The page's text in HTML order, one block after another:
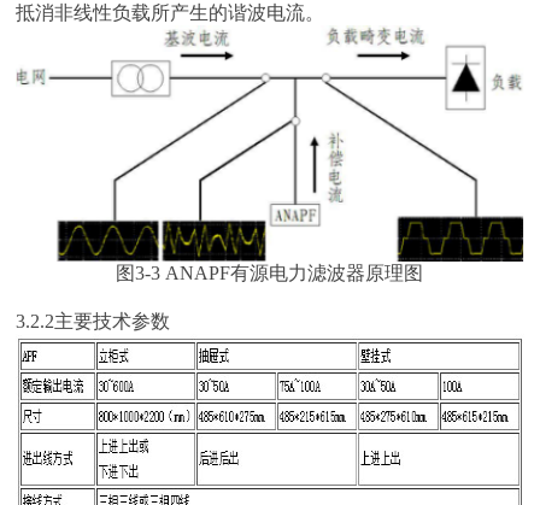
抵消非线性负载所产生的谐波电流。
图3-3 ANAPF有源电力滤波器原理图
3.2.2主要技术参数